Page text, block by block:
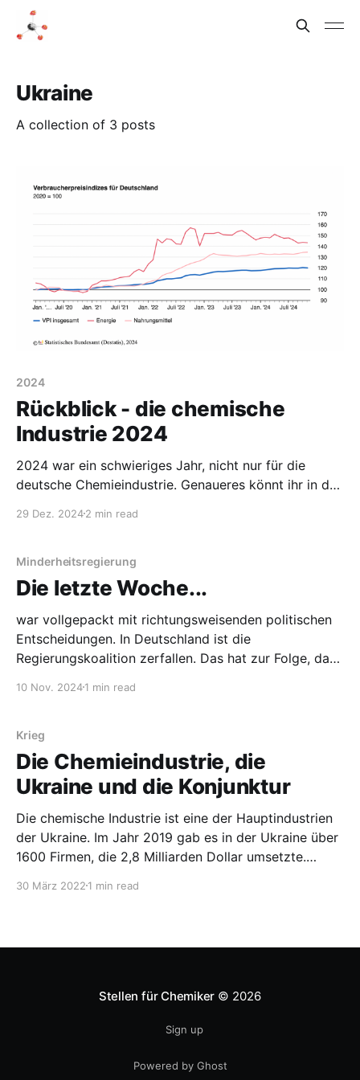
Ukraine
A collection of 3 posts
2024
Rückblick - die chemische
Industrie 2024
2024 war ein schwieriges Jahr, nicht nur für die
deutsche Chemieindustrie. Genaueres könnt ihr in den
will mich da einreihen, aber mit einem spezifischen
Gesamtwirtschaftlicher Rahmen Ein großer Faktor für
die Wettbewerbsfähigkeit der deutschen chemischen
Industrie sind die
29 Dez. 20242 min read
Minderheitsregierung
Die letzte Woche...
war vollgepackt mit richtungsweisenden politischen
Entscheidungen. In Deutschland ist die
Regierungskoalition zerfallen. Das hat zur Folge, dass
Deutschland eine Minderheitsregierung an der Macht
gewählt. Das Ergebnis hinterlässt vermutlich vor
allem gebildete Europäer ratlos.
10 Nov. 20241 min read
Krieg
Die Chemieindustrie, die
Ukraine und die Konjunktur
Die chemische Industrie ist eine der Hauptindustrien
der Ukraine. Im Jahr 2019 gab es in der Ukraine über
1600 Firmen, die 2,8 Milliarden Dollar umsetzte.
Mrd Dollar. Da die Ukraine eine sehr starke
30 März 2022 1 min read
Stellen für Chemiker © 2026
Sign up
Powered by Ghost